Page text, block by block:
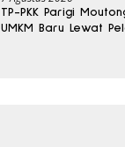
TP-PKK Parigi
UMKM Baru Lewat